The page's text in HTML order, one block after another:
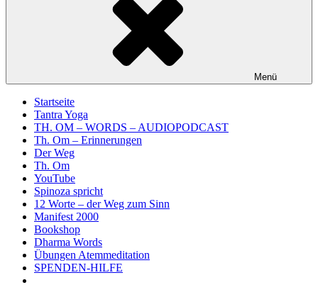
Menü
Startseite
Tantra Yoga
TH. OM – WORDS – AUDIOPODCAST
Th. Om – Erinnerungen
Der Weg
Th. Om
YouTube
Spinoza spricht
12 Worte – der Weg zum Sinn
Manifest 2000
Bookshop
Dharma Words
Übungen Atemmeditation
SPENDEN-HILFE